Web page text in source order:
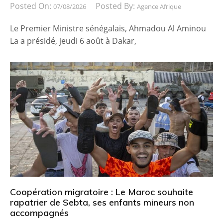
Posted On: 07/08/2026 Posted By: Agence Afrique
Le Premier Ministre sénégalais, Ahmadou Al Aminou
La a présidé, jeudi 6 août à Dakar,
Coopération migratoire : Le Maroc souhaite
rapatrier de Sebta, ses enfants mineurs non
accompagnés